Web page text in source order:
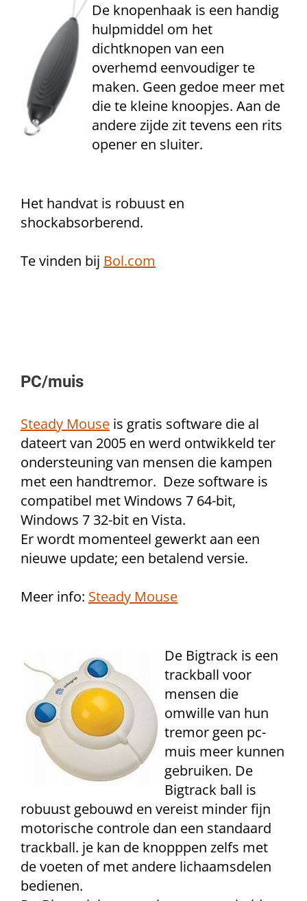
De knopenhaak is een handig
hulpmiddel om het
dichtknopen van een
overhemd eenvoudiger te
maken. Geen gedoe meer met
die te kleine knoopjes. Aan de
andere zijde zit tevens een rits
opener en sluiter.
Het handvat is robuust en
shockabsorberend.
Te vinden bij Bol.com
PC/muis
Steady Mouse is gratis software die al
dateert van 2005 en werd ontwikkeld ter
ondersteuning van mensen die kampen
met een handtremor. Deze software is
compatibel met Windows 7 64-bit,
Windows 7 32-bit en Vista.
Er wordt momenteel gewerkt aan een
nieuwe update; een betalend versie.
Meer info: Steady Mouse
De Bigtrack is een
trackball voor
mensen die
omwille van hun
tremor geen pc-
muis meer kunnen
gebruiken. De
Bigtrack ball is
robuust gebouwd en vereist minder fijn
motorische controle dan een standaard
trackball. je kan de knopppen zelfs met
de voeten of met andere lichaamsdelen
bedienen.